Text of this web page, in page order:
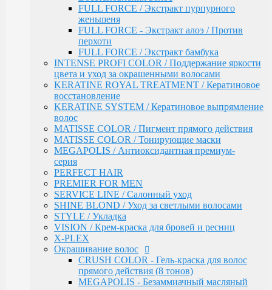
CRUSH COLOR - Гель-краска для волос
прямого действия (8 тонов)
MEGAPOLIS - Безаммиачный масляный
краситель
MEGAPOLIS NEW - Окисляющая крем-
эмульсия
COLOR - Перманентная крем-краска для
волос (96) тонов, 60мл-100мл
OLLIN COLOR / PLATINUM COLLECTION
OLLIN COLOR - FASHION COLOR (5
BLOND / Осветляющий порошок
OXY - Окислительная эмульсия
N-JOY / Перманентная крем-краска для
N-JOY - Окисляющий крем-активатор
PERFORMANCE / Стойкая крем-краска
PERFORMANCE / Осветление
PERFORMANCE / Окисляющая эмульсия
SILK TOUCH - Безаммиачный стойкий
краситель
SILK TOUCH - Безаммиачный
Осветляющий Крем
SILK TOUCH / Окисляющая Крем-Эмульсия
Fluid pre-color - Флюид-препигментатор
FULL FORCE / Экстракт пурпурного
женьшеня
FULL FORCE - Экстракт алоэ / Против
перхоти
FULL FORCE / Экстракт бамбука
INTENSE PROFI COLOR / Поддержание яркости
цвета и уход за окрашенными волосами
KERATINE ROYAL TREATMENT / Кератиновое
восстановление
KERATINE SYSTEM / Кератиновое выпрямление
волос
MATISSE COLOR / Пигмент прямого действия
MATISSE COLOR / Тонирующие маски
MEGAPOLIS / Антиоксидантная премиум-
серия
PERFECT HAIR
PREMIER FOR MEN
SERVICE LINE / Салонный уход
SHINE BLOND / Уход за светлыми волосами
STYLE / Укладка
VISION / Крем-краска для бровей и ресниц
X-PLEX
Окрашивание волос
CRUSH COLOR - Гель-краска для волос
прямого действия (8 тонов)
MEGAPOLIS - Безаммиачный масляный